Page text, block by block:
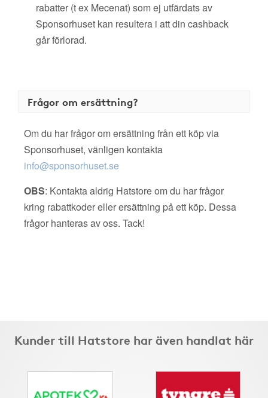
rabatter (t ex Mecenat) som ej utfärdats av
Sponsorhuset kan resultera i att din cashback
går förlorad.
Frågor om ersättning?
Om du har frågor om ersättning från ett köp via
Sponsorhuset, vänligen kontakta
info@sponsorhuset.se
OBS: Kontakta aldrig Hatstore om du har frågor
kring rabattkoder eller ersättning på ett köp. Dessa
frågor hanteras av oss. Tack!
Kunder till Hatstore har även handlat här